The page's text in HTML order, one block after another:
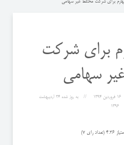
برای شركت مختلط غیر سهامی
برای شركت
سهامی
16 فروردين 1394 به روز شده
24 ارديبهشت
1396
4.36 (تعداد رای 7)